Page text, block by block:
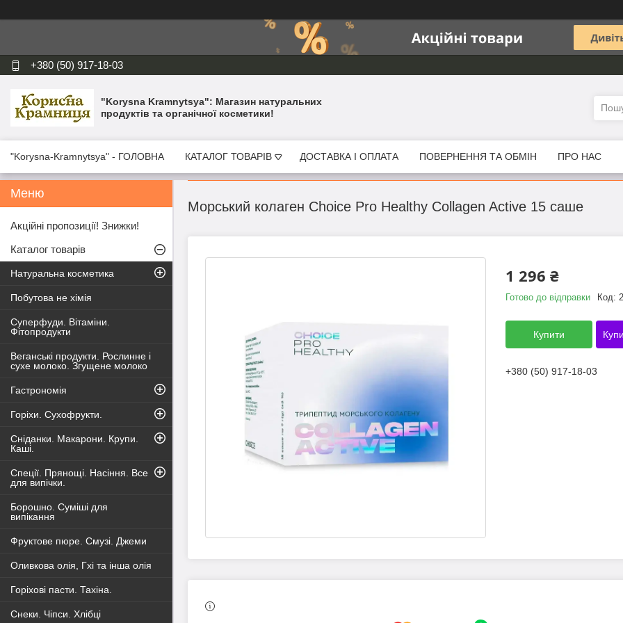
+380 (50) 917-18-03
"Korysna Kramnytsya": Магазин натуральних
продуктів та органічної косметики!
"Korysna-Kramnytsya" - ГОЛОВНА КАТАЛОГ ТОВАРІВ ДОСТАВКА І ОПЛАТА ПОВЕРНЕННЯ ТА ОБМІН ПРО НАС
Морський колаген Choice Pro Healthy Collagen Active 15 саше
1 296 ₴
Готово до відправки Код:
Купити
+380 (50) 917-18-03
Акційні пропозиції! Знижки!
Каталог товарів
Натуральна косметика
Побутова не хімія
Суперфуди. Вітаміни.
Фітопродукти
Веганські продукти. Рослинне і
сухе молоко. Згущене молоко
Гастрономія
Горіхи. Сухофрукти.
Сніданки. Макарони. Крупи.
Каші.
Спеції. Прянощі. Насіння. Все
для випічки.
Борошно. Суміші для
випікання
Фруктове пюре. Смузі. Джеми
Оливкова олія, Гхі та інша олія
Горіхові пасти. Тахіна.
Снеки. Чіпси. Хлібці